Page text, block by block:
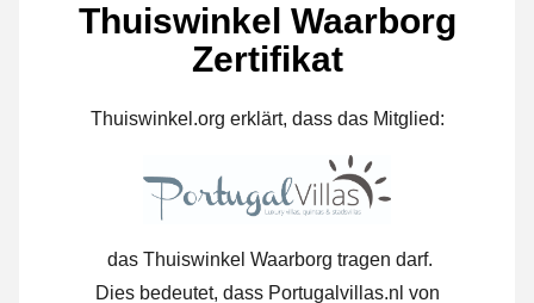
Thuiswinkel Waarborg
Zertifikat
Thuiswinkel.org erklärt, dass das Mitglied:
das Thuiswinkel Waarborg tragen darf.
Dies bedeutet, dass Portugalvillas.nl von